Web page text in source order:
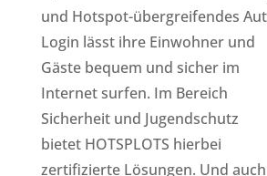
und Hotspot-übergreifendes
Login lässt ihre Einwohner und
Gäste bequem und sicher im
Internet surfen. Im Bereich
Sicherheit und Jugendschutz
bietet HOTSPLOTS hierbei
zertifizierte Lösungen. Und auch